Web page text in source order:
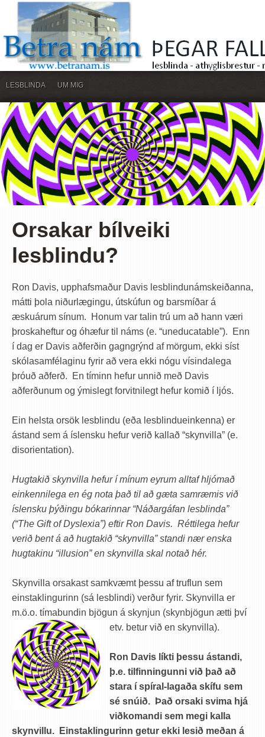
LESBLINDA UM MIG
Orsakar bílveiki
lesblindu?
Ron Davis, upphafsmaður Davis lesblindunámskeiðanna,
mátti þola niðurlægingu, útskúfun og barsmíðar á
æskuárum sínum. Honum var talin trú um að hann væri
þroskaheftur og óhæfur til náms (e. “uneducatable”). Enn
í dag er Davis aðferðin gagngrýnd af mörgum, ekki síst
skólasamfélaginu fyrir að vera ekki nógu vísindalega
þróuð aðferð. En tíminn hefur unnið með Davis
aðferðunum og ýmislegt forvitnilegt hefur komið í ljós.
Ein helsta orsök lesblindu (eða lesblindueinkenna) er
ástand sem á íslensku hefur verið kallað “skynvilla” (e.
disorientation).
Hugtakið skynvilla hefur í mínum eyrum alltaf hljómað
einkennilega en ég nota það til að gæta samræmis við
íslensku þýðingu bókarinnar “Náðargáfan lesblinda”
(“The Gift of Dyslexia”) eftir Ron Davis. Réttilega hefur
verið bent á að hugtakið “skynvilla” standi nær enska
hugtakinu “illusion” en skynvilla skal notað hér.
Skynvilla orsakast samkvæmt þessu af truflun sem
einstaklingurinn (sá lesblindi) verður fyrir. Skynvilla er
m.ö.o. tímabundin bjögun á skynjun (skynbjögun ætti því
etv. betur við en skynvilla).
Ron Davis líkti þessu ástandi,
þ.e. tilfinningunni við það að
stara í spíral-lagaða skífu sem
sé snúið. Það orsaki svima hjá
viðkomandi sem megi kalla
skynvillu. Einstaklingurinn getur ekki lesið meðan á